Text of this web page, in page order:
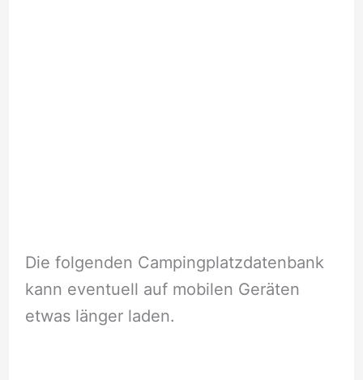
Die folgenden Campingplatzdatenbank
kann eventuell auf mobilen Geräten
etwas länger laden.